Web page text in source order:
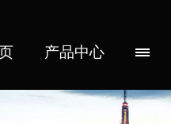
产品中心